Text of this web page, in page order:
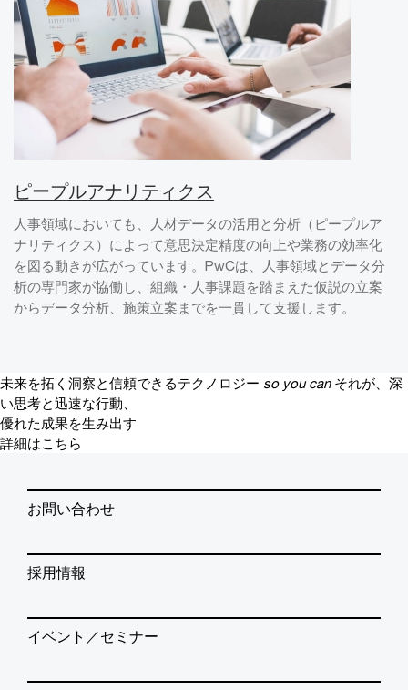
ピープルアナリティクス
人事領域においても、人材データの活用と分析（ピープルア
ナリティクス）によって意思決定精度の向上や業務の効率化
を図る動きが広がっています。PwCは、人事領域とデータ分
析の専門家が協働し、組織・人事課題を踏まえた仮説の立案
からデータ分析、施策立案までを一貫して支援します。
未来を拓く洞察と信頼できるテクノロジー so you can それが、深
い思考と迅速な行動、
優れた成果を生み出す
詳細はこちら
お問い合わせ
採用情報
イベント／セミナー